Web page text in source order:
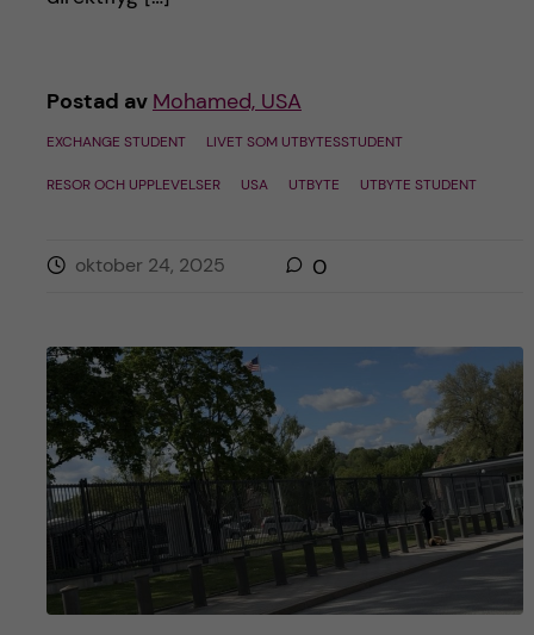
Postad av Mohamed, USA
EXCHANGE STUDENT LIVET SOM UTBYTESSTUDENT
RESOR OCH UPPLEVELSER USA UTBYTE UTBYTE STUDENT
oktober 24, 2025 0